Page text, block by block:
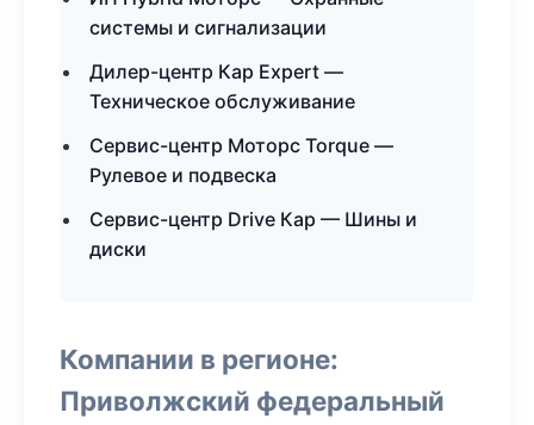
системы и сигнализации
Дилер-центр Кар Expert —
Техническое обслуживание
Сервис-центр Моторс Torque —
Рулевое и подвеска
Сервис-центр Drive Кар — Шины и
диски
Компании в регионе:
Приволжский федеральный